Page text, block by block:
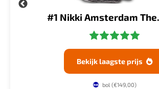
#1 Nikki Amsterdam
Bekijk laagste prijs 
bol (€149,00)